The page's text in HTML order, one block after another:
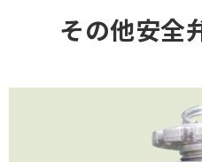
その他安全